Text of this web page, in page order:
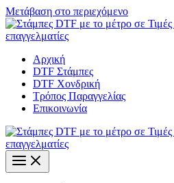
Μετάβαση στο περιεχόμενο
Αρχική
DTF Στάμπες
DTF Χονδρική
Τρόπος Παραγγελίας
Επικοινωνία